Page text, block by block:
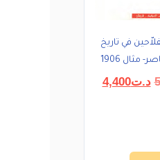
في تاريخ
مثال 1906
السعر
د.ت4,400السعر